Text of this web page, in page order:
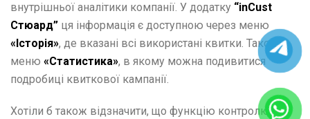
внутрішньої аналітики компанії. У додатку “inCust
Стюард” ця інформація є доступною через меню
«Історія», де вказані всі використані квитки. Також є
меню «Статистика», в якому можна подивитися
подробиці квиткової кампанії.
Хотіли б також відзначити, що функцію контролю